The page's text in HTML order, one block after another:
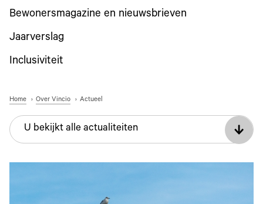
Bewonersmagazine en nieuwsbrieven
Jaarverslag
Inclusiviteit
Home Over Vincio Actueel
U bekijkt alle actualiteiten